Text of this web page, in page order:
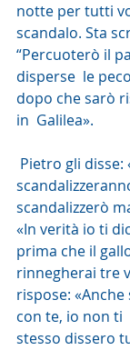
notte per tutti
scandalo. Sta
“Percuoterò il
disperse  le
dopo che sarò
in  Galilea».
scandalizzerò
«In verità io ti
prima che il
rinnegherai tre
rispose:
con te, io non ti
stesso dissero